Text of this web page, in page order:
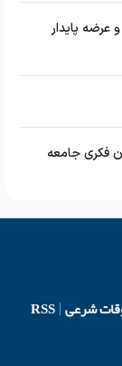
عرضه پایدار
فکری جامعه
شرعی RSS